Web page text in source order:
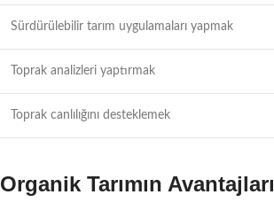
Sürdürülebilir tarım uygulamaları yapmak
Toprak analizleri yaptırmak
Toprak canlılığını desteklemek
Organik Tarımın Avantajları